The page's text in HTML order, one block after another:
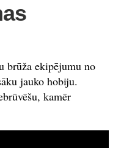
brūža ekipējumu no
jauko hobiju.
kamēr